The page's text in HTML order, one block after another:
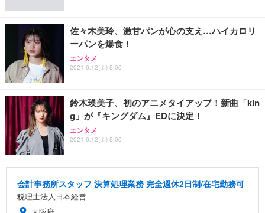
佐々木美玲、激甘パンが心の支え…ハイカロリ
ーパンを爆食！
エンタメ
2021.6.12(土) 5:00
鈴木瑛美子、初のアニメタイアップ！新曲「kIn
g」が『キングダム』EDに決定！
エンタメ
2021.6.12(土) 5:00
会計事務所スタッフ 決算処理業務 完全週休2日制/在宅勤務可
税理士法人日本経営